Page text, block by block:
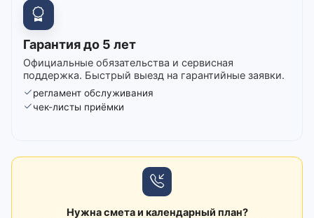
Гарантия до 5 лет
Официальные обязательства и сервисная
поддержка. Быстрый выезд на гарантийные заявки.
регламент обслуживания
чек-листы приёмки
Нужна смета и календарный план?